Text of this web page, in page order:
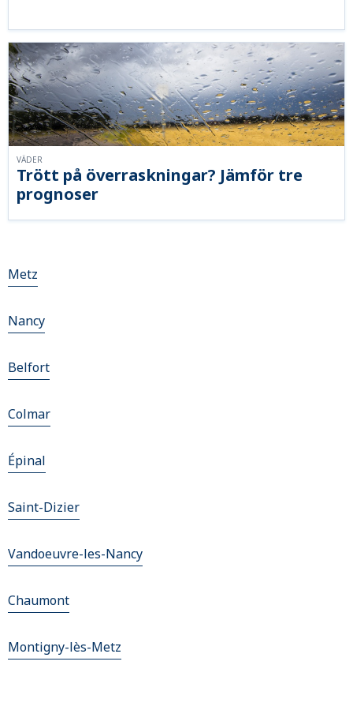
Trött på överraskningar? Jämför tre
prognoser
VÄDER
Metz
Nancy
Belfort
Colmar
Épinal
Saint-Dizier
Vandoeuvre-les-Nancy
Chaumont
Montigny-lès-Metz